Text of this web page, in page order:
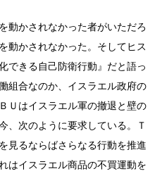
動かされなかった者がいただろ
動かされなかった。そしてヒス
できる自己防衛行動』だと語っ
組合なのか、イスラエル政府の
Ｕはイスラエル軍の撤退と壁の
、次のように要求している。Ｔ
見るならばさらなる行動を推進
はイスラエル商品の不買運動を